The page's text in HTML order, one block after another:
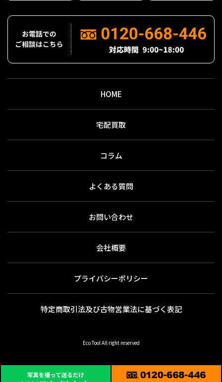
HOME
宅配買取
コラム
よくある質問
お問い合わせ
会社概要
プライバシーポリシー
特定商取引法及び古物営業法に基づく表記
Eco Tool All right reserved